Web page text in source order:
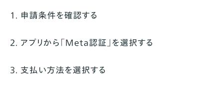
申請条件を確認する
アプリから「Meta認証」を選択する
支払い方法を選択する